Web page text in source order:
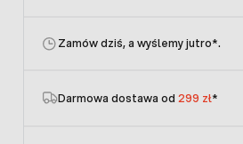
Zamów dziś, a wyślemy jutro*.
Darmowa dostawa od 299 zł*